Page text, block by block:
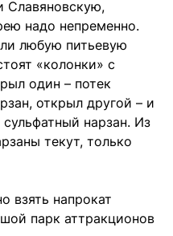
Славяновскую,
надо непременно.
любую питьевую
«колонки» с
один – потек
открыл другой – и
нарзан. Из
текут, только
взять напрокат
парк аттракционов